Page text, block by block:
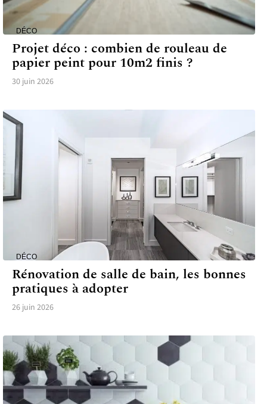
DÉCO
Projet déco : combien de rouleau de
papier peint pour 10m2 finis ?
30 juin 2026
DÉCO
Rénovation de salle de bain, les bonnes
pratiques à adopter
26 juin 2026